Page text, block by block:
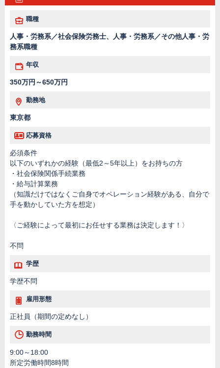
職種
人事・労務系／社会保険労務士、人事・労務系／その他人事・労
務系職種
年収
350万円～650万円
勤務地
東京都
応募資格
必須条件
以下のいずれかの経験（最低2～5年以上）をお持ちの方
・社会保険関係手続業務
・給与計算業務
（知識だけではなくご自身でオペレーション経験がある、自分で
手を動かしていた方を想定）
〈ご経験によって最初にお任せする業務は決定します！〉
不問
学歴
学歴不問
雇用形態
正社員（期間の定めなし）
勤務時間
9:00～18:00
所定労働時間8時間